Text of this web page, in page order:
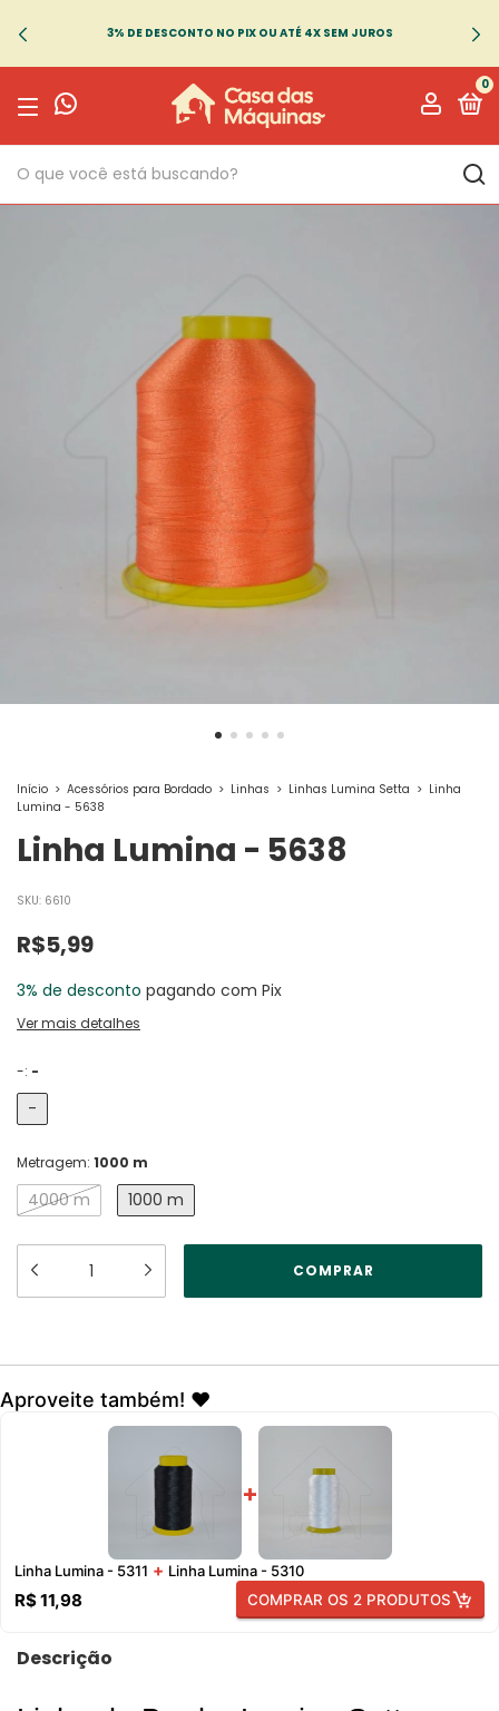
3% DE DESCONTO NO PIX OU ATÉ 4X SEM JUROS
0
Início > Acessórios para Bordado > Linhas > Linhas Lumina Setta > Linha
Lumina - 5638
Linha Lumina - 5638
SKU: 6610
R$5,99
3% de desconto pagando com Pix
Ver mais detalhes
-: -
-
Metragem: 1000 m
4000 m 1000 m
Aproveite também! ❤️
+
Linha Lumina - 5311 + Linha Lumina - 5310
R$ 11,98 COMPRAR OS 2 PRODUTOS
Descrição